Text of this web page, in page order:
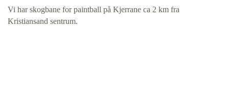
Vi har skogbane for paintball på Kjerrane ca 2 km fra
Kristiansand sentrum.